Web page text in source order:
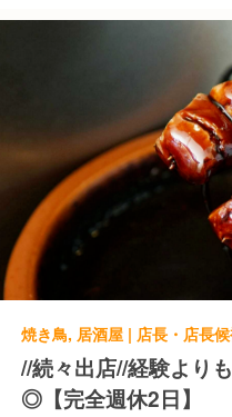
//続々出店//経験より
◎【完全週休2日】